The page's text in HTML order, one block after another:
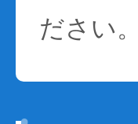
ださい。